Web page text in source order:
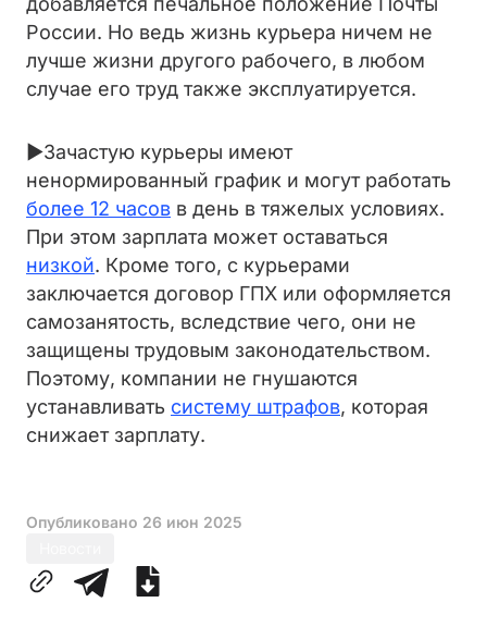
России. Но ведь жизнь курьера ничем не
лучше жизни другого рабочего, в любом
случае его труд также эксплуатируется.
►Зачастую курьеры имеют
ненормированный график и могут работать
более 12 часов в день в тяжелых условиях.
При этом зарплата может оставаться
низкой. Кроме того, с курьерами
заключается договор ГПХ или оформляется
самозанятость, вследствие чего, они не
защищены трудовым законодательством.
Поэтому, компании не гнушаются
устанавливать систему штрафов, которая
снижает зарплату.
Опубликовано 26 июн 2025